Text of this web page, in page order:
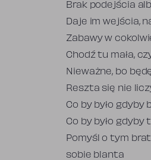
Brak podejścia
Daje im wejścia,
Zabawy w
Chodź tu mała,
Nieważne, bo
Reszta się nie
Co by było gdyby
Co by było gdyby
Pomyśl o tym
sobie blanta